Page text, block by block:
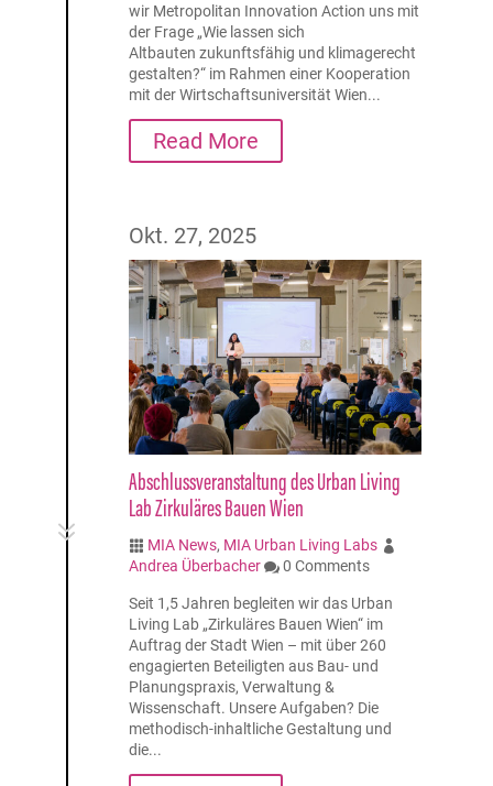
wir Metropolitan Innovation Action uns mit
der Frage „Wie lassen sich
Altbauten zukunftsfähig und klimagerecht
gestalten?“ im Rahmen einer Kooperation
mit der Wirtschaftsuniversität Wien...
Read More
7
Okt. 27, 2025
Abschlussveranstaltung des Urban Living
Lab Zirkuläres Bauen Wien
 MIA News, MIA Urban Living Labs 
Andrea Überbacher  0 Comments
Seit 1,5 Jahren begleiten wir das Urban
Living Lab „Zirkuläres Bauen Wien“ im
Auftrag der Stadt Wien – mit über 260
engagierten Beteiligten aus Bau- und
Planungspraxis, Verwaltung &
Wissenschaft. Unsere Aufgaben? Die
methodisch-inhaltliche Gestaltung und
die...